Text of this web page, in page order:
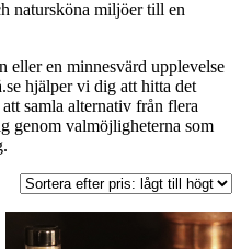
natursköna miljöer till en
eller en minnesvärd upplevelse
hjälper vi dig att hitta det
samla alternativ från flera
genom valmöjligheterna som